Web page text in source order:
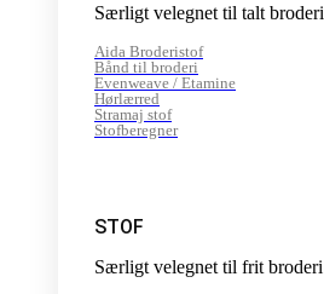
Særligt velegnet til talt broderi
Aida Broderistof
Bånd til broderi
Evenweave / Etamine
Hørlærred
Stramaj stof
Stofberegner
STOF
Særligt velegnet til frit broderi